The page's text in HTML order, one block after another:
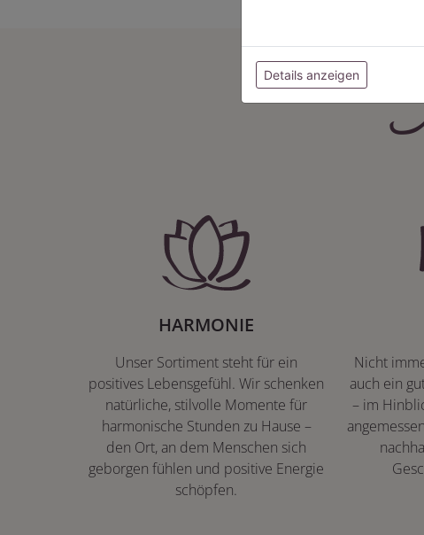
HARMONIE
Unser Sortiment steht für ein
positives Lebensgefühl. Wir schenken
natürliche, stilvolle Momente für
harmonische Stunden zu Hause –
den Ort, an dem Menschen sich
geborgen fühlen und positive Energie
schöpfen.
Nicht
auch ein
– im
Details anzeigen